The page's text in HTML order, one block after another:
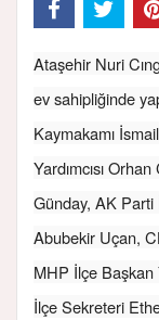
Ataşehir Nuri
ev sahipliğinde
Kaymakamı
Yardımcısı
Günday, AK Parti
Abubekir Uçan,
MHP İlçe Başkan
İlçe Sekreteri